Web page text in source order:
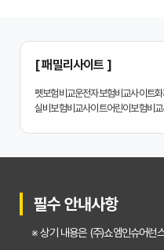
치아보험 비교사이트 똑
[ 패밀리사이트 ]
펫보험비교운전자보험비교사이트
실비보험비교사이트어린이보험비
필수 안내사항
※ 상기 내용은 (주)쇼엠인슈어런